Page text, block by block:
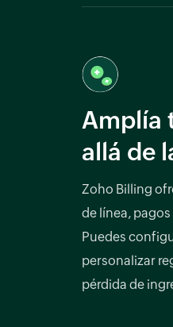
Amplía
allá de
Zoho Billing
de línea,
Puedes
personalizar
pérdida de